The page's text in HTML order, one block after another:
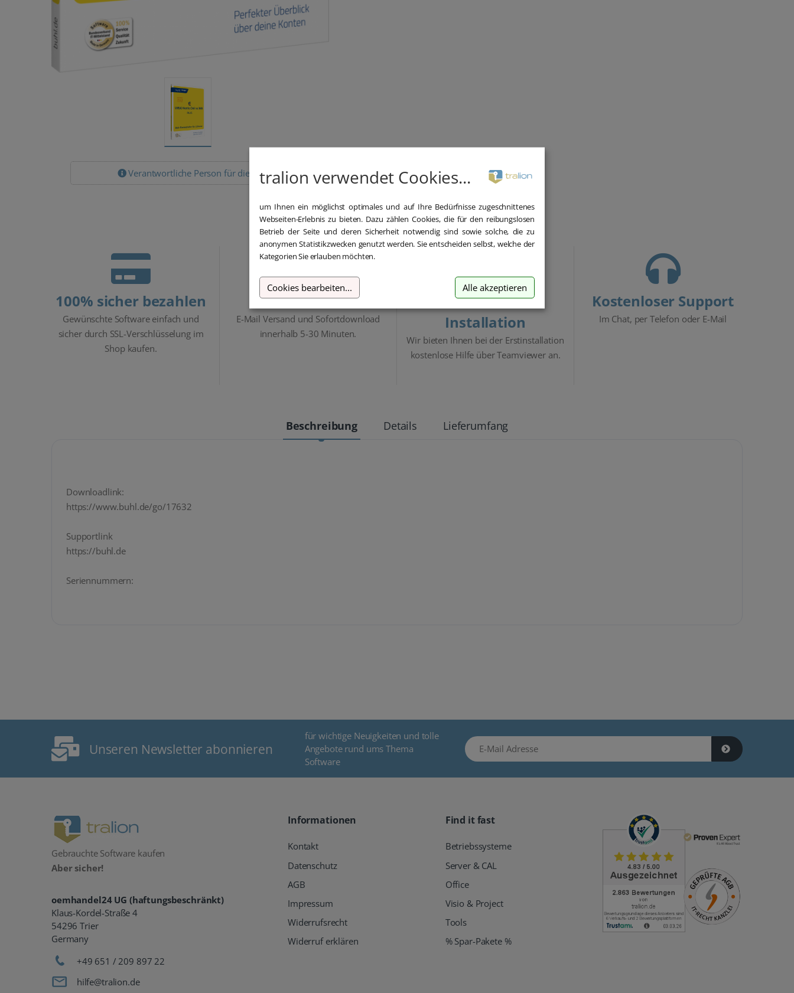
Verantwortliche Person für die EU
100% sicher bezahlen
Gewünschte Software einfach und
sicher durch SSL-Verschlüsselung im
Shop kaufen.
Blitzversand
E-Mail Versand und Sofortdownload
innerhalb 5-30 Minuten.
Hilfe bei der
Installation
Wir bieten Ihnen bei der Erstinstallation
kostenlose Hilfe über Teamviewer an.
Kostenloser Support
Im Chat, per Telefon oder E-Mail
Beschreibung Details Lieferumfang
Downloadlink:
https://www.buhl.de/go/17632
Supportlink
https://buhl.de
Seriennummern:
Unseren Newsletter abonnieren
für wichtige Neuigkeiten und tolle
Angebote rund ums Thema
Software
E-Mail Adresse
Gebrauchte Software kaufen
Aber sicher!
oemhandel24 UG (haftungsbeschränkt)
Klaus-Kordel-Straße 4
54296 Trier
Germany
+49 651 / 209 897 22
hilfe@tralion.de
Informationen
Kontakt
Datenschutz
AGB
Impressum
Widerrufsrecht
Widerruf erklären
Find it fast
Betriebssysteme
Server & CAL
Office
Visio & Project
Tools
% Spar-Pakete %
tralion verwendet Cookies...
um Ihnen ein möglichst optimales und auf Ihre Bedürfnisse zugeschnittenes
Webseiten-Erlebnis zu bieten. Dazu zählen Cookies, die für den reibungslosen
Betrieb der Seite und deren Sicherheit notwendig sind sowie solche, die zu
anonymen Statistikzwecken genutzt werden. Sie entscheiden selbst, welche der
Kategorien Sie erlauben möchten.
Cookies bearbeiten... Alle akzeptieren